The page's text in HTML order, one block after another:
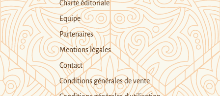
Charte éditoriale
Equipe
Partenaires
Mentions légales
Contact
Conditions générales de vente